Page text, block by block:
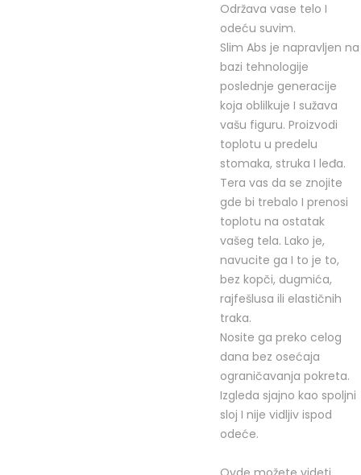
Održava vase telo I
odeću suvim.
Slim Abs je napravljen na
bazi tehnologije
poslednje generacije
koja oblilkuje I sužava
vašu figuru. Proizvodi
toplotu u predelu
stomaka, struka I leđa.
Tera vas da se znojite
gde bi trebalo I prenosi
toplotu na ostatak
vašeg tela. Lako je,
navucite ga I to je to,
bez kopči, dugmića,
rajfešlusa ili elastičnih
traka.
Nosite ga preko celog
dana bez osećaja
ograničavanja pokreta.
Izgleda sjajno kao spoljni
sloj I nije vidljiv ispod
odeće.